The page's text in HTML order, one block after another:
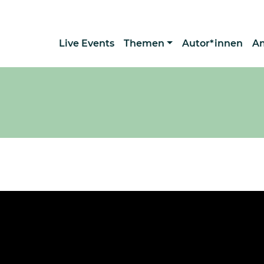
Live Events Themen Autor*innen